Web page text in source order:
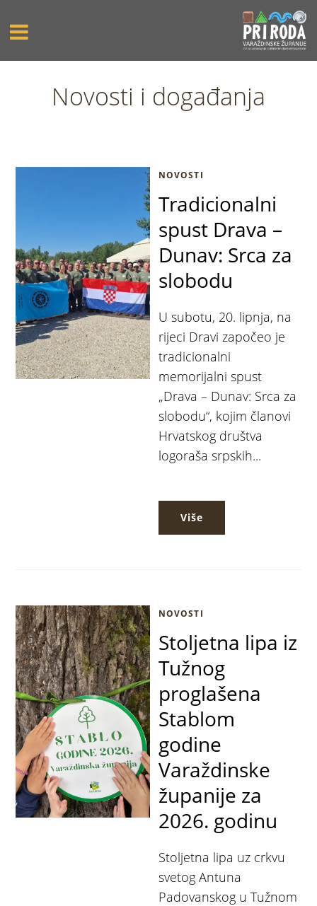
Novosti i događanja
NOVOSTI
Tradicionalni
spust Drava –
Dunav: Srca za
slobodu
U subotu, 20. lipnja, na
rijeci Dravi započeo je
tradicionalni
memorijalni spust
„Drava – Dunav: Srca za
slobodu“, kojim članovi
Hrvatskog društva
logoraša srpskih...
Više
NOVOSTI
Stoljetna lipa iz
Tužnog
proglašena
Stablom
godine
Varaždinske
županije za
2026. godinu
Stoljetna lipa uz crkvu
svetog Antuna
Padovanskog u Tužnom